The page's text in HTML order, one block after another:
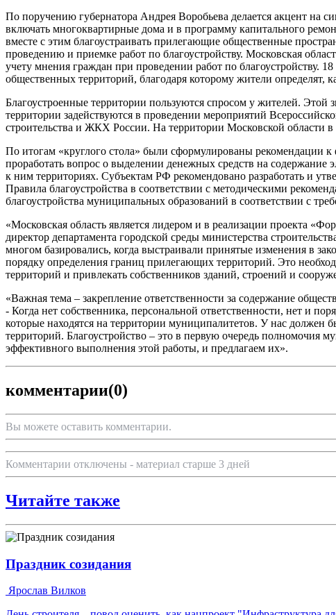
По поручению губернатора Андрея Воробьева делается акцент на
включать многоквартирные дома и в программу капитального
вместе с этим благоустраивать прилегающие общественные
проведению и приемке работ по благоустройству. Московская
учету мнения граждан при проведении работ по благоустройству.
общественных территорий, благодаря которому жители определят,
Благоустроенные территории пользуются спросом у жителей.
территории задействуются в проведении мероприятий
строительства и ЖКХ России. На территории Московской области
По итогам «круглого стола» были сформулированы рекомендации
проработать вопрос о выделении денежных средств на содержание
к ним территориях. Субъектам РФ рекомендовано разработать и
Правила благоустройства в соответствии с методическими
благоустройства муниципальных образований в соответствии с
«Московская область является лидером и в реализации проекта
директор департамента городской среды министерства
многом базировались, когда выстраивали принятые изменения в
порядку определения границ прилегающих территорий. Это
территорий и привлекать собственников зданий, строений и
«Важная тема – закрепление ответственности за содержание
- Когда нет собственника, персональной ответственности, нет и
которые находятся на территории муниципалитетов. У нас должен
территорий. Благоустройство – это в первую очередь полномочия
эффективного выполнения этой работы, и предлагаем их».
комментарии(0)
Вы можете оставить комментарии.
Комментарии отключены - материал старше 3 дней
Читайте также
Праздник созидания
Ярослав Вилков